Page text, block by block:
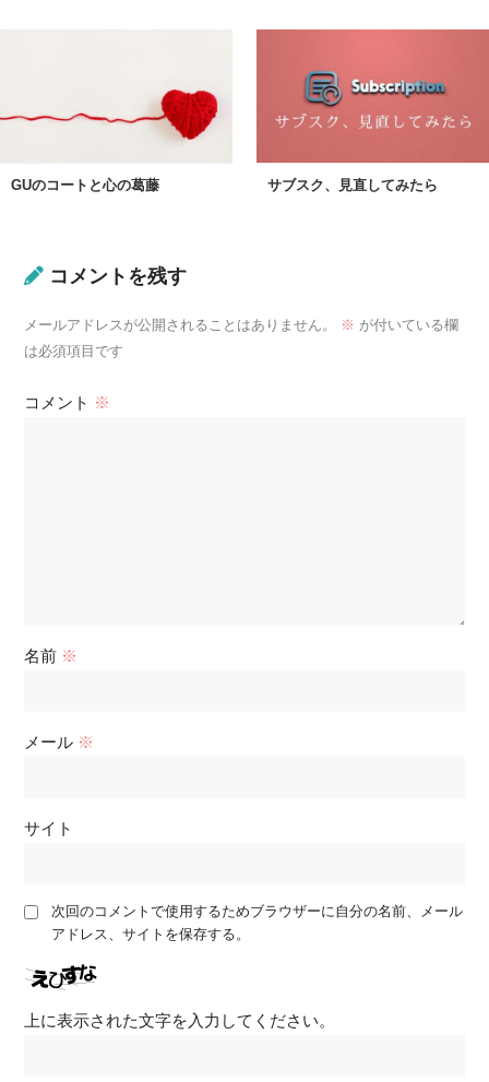
GUのコートと心の葛藤 サブスク、見直してみたら
コメントを残す
メールアドレスが公開されることはありません。 ※ が付いている欄
は必須項目です
コメント ※
名前 ※
メール ※
サイト
次回のコメントで使用するためブラウザーに自分の名前、メール
アドレス、サイトを保存する。
上に表示された文字を入力してください。